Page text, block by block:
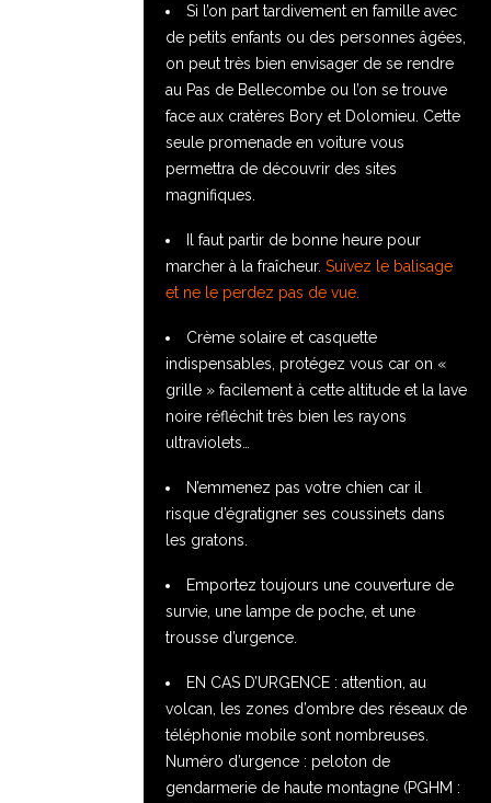
Si l’on part tardivement en famille avec
de petits enfants ou des personnes âgées,
on peut très bien envisager de se rendre
au Pas de Bellecombe ou l’on se trouve
face aux cratères Bory et Dolomieu. Cette
seule promenade en voiture vous
permettra de découvrir des sites
magnifiques.
Il faut partir de bonne heure pour
marcher à la fraîcheur. Suivez le balisage
et ne le perdez pas de vue.
Crème solaire et casquette
indispensables, protégez vous car on «
grille » facilement à cette altitude et la lave
noire réfléchit très bien les rayons
ultraviolets…
N’emmenez pas votre chien car il
risque d’égratigner ses coussinets dans
les gratons.
Emportez toujours une couverture de
survie, une lampe de poche, et une
trousse d’urgence.
EN CAS D’URGENCE : attention, au
volcan, les zones d’ombre des réseaux de
téléphonie mobile sont nombreuses.
Numéro d’urgence : peloton de
gendarmerie de haute montagne (PGHM :